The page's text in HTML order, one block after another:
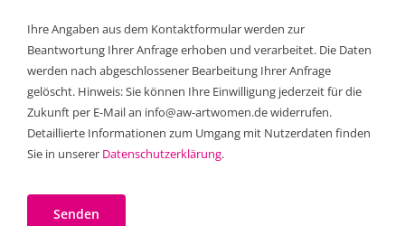
Ihre Angaben aus dem Kontaktformular werden zur
Beantwortung Ihrer Anfrage erhoben und verarbeitet. Die Daten
werden nach abgeschlossener Bearbeitung Ihrer Anfrage
gelöscht. Hinweis: Sie können Ihre Einwilligung jederzeit für die
Zukunft per E-Mail an info@aw-artwomen.de widerrufen.
Detaillierte Informationen zum Umgang mit Nutzerdaten finden
Sie in unserer Datenschutzerklärung.
Senden